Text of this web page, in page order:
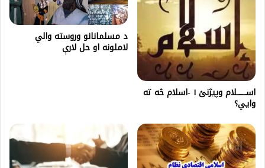
اســــــــلام وپيژنئ ۱ -اسلام څه ته
وايي؟
د مسلمانانو وروسته والي
لاملونه او حل لارې